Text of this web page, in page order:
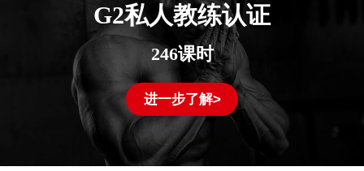
G2私人教练认证
246课时
进一步了解>